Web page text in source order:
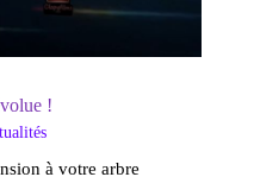
!
à votre arbre